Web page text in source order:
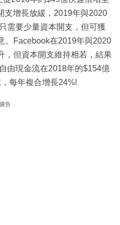
支增長放緩，2019年與2020
需要少量資本開支，但可獲
。Facebook在2019年與2020
，但資本開支維持相若，結果
由現金流在2018年的$154億
每年複合增長24%!
廣告